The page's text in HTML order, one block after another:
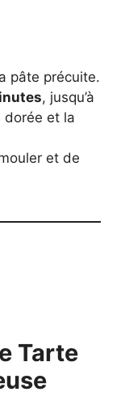
pâte précuite.
, jusqu’à
dorée et la
et de
Tarte